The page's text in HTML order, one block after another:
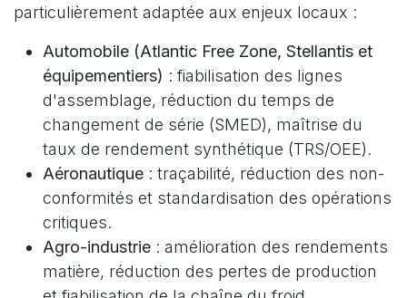
particulièrement adaptée aux enjeux locaux :
Automobile (Atlantic Free Zone, Stellantis et
équipementiers) : fiabilisation des lignes
d'assemblage, réduction du temps de
changement de série (SMED), maîtrise du
taux de rendement synthétique (TRS/OEE).
Aéronautique : traçabilité, réduction des non-
conformités et standardisation des opérations
critiques.
Agro-industrie : amélioration des rendements
matière, réduction des pertes de production